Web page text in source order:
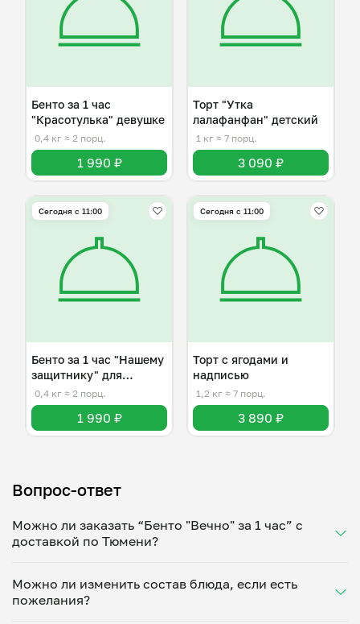
Бенто за 1 час
"Красотулька" девушке
0,4 кг ≈ 2 порц.
1 990 ₽
Торт "Утка
лалафанфан" детский
1 кг ≈ 7 порц.
3 090 ₽
Сегодня с 11:00
Бенто за 1 час "Нашему
защитнику" для
мужчины
0,4 кг ≈ 2 порц.
1 990 ₽
Сегодня с 11:00
Торт с ягодами и
надписью
1,2 кг ≈ 7 порц.
3 890 ₽
Вопрос-ответ
Можно ли заказать “Бенто "Вечно" за 1 час” с
доставкой по Тюмени?
Укажите удобное время — и получите свежее
домашнее блюдо в большой порции прямо с плиты.
Можно ли изменить состав блюда, если есть
пожелания?